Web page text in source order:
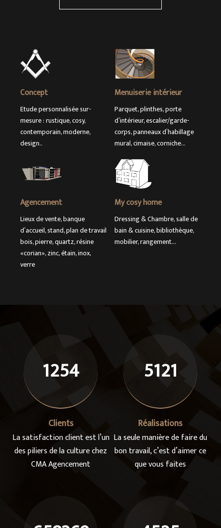
Concept
Etude personnalisée sur-
mesure : rustique, cosy,
contemporain, moderne,
design..
Menuiserie intérieur
Parquet, plinthes, porte
d’intérieur, escalier/garde-
corps, panneaux d’habillage
mural, cimaise, corniche…
Agencement
Lieux de vente, banque
d’accueil, stand, plan de travail
bois, pierre, quartz, résine
«corian», zinc, étain, inox,
verre
My cosy home
Dressing & Chambre, salle de
bain & cuisine, bibliothèque,
mobilier, rangement…
1254
Clients
La satisfaction client est l’un
des piliers de la culture chez
CMA Agencement
5121
Réalisations
La seule manière de faire du
bon travail, c’est d’aimer ce
que vous faites